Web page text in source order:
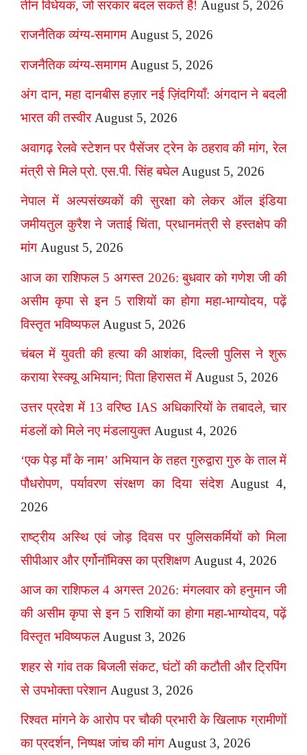
तीन विधेयक, जो सरकार बदल सकते हैं! August 5, 2026
राजनैतिक व्यंग्य-समागम August 5, 2026
राजनैतिक व्यंग्य-समागम August 5, 2026
अंग दान, महा दानबीस हज़ार नई ज़िंदगियाँ: अंगदान ने बदली
भारत की तस्वीर August 5, 2026
अवागढ़ रेलवे स्टेशन पर पैसेंजर ट्रेन के ठहराव की मांग, रेल
मंत्री से मिले प्रो. एस.पी. सिंह बघेल August 5, 2026
नेपाल में अल्पसंख्यकों की सुरक्षा को लेकर ऑल इंडिया
जमीयतुल कुरैश ने जताई चिंता, प्रधानमंत्री से हस्तक्षेप की
मांग August 5, 2026
आज का राशिफल 5 अगस्त 2026: बुधवार को गणेश जी की
असीम कृपा से इन 5 राशियों का होगा महा-भाग्योदय, पढ़ें
विस्तृत भविष्यफल August 5, 2026
चंबल में युवती की हत्या की आशंका, दिल्ली पुलिस ने शुरू
कराया रेस्क्यू अभियान; पिता हिरासत में August 5, 2026
उत्तर प्रदेश में 13 वरिष्ठ IAS अधिकारियों के तबादले, चार
मंडलों को मिले नए मंडलायुक्त August 4, 2026
‘एक पेड़ माँ के नाम’ अभियान के तहत गुरुद्वारा गुरु के ताल में
पौधरोपण, पर्यावरण संरक्षण का दिया संदेश August 4,
2026
राष्ट्रीय अस्थि एवं जोड़ दिवस पर पुलिसकर्मियों को मिला
सीपीआर और एर्गोनॉमिक्स का प्रशिक्षण August 4, 2026
आज का राशिफल 4 अगस्त 2026: मंगलवार को हनुमान जी
की असीम कृपा से इन 5 राशियों का होगा महा-भाग्योदय, पढ़ें
विस्तृत भविष्यफल August 3, 2026
शहर से गांव तक बिजली संकट, घंटों की कटौती और ट्रिपिंग
से उपभोक्ता परेशान August 3, 2026
रिश्वत मांगने के आरोप पर चौकी प्रभारी के खिलाफ ग्रामीणों
का प्रदर्शन, निष्पक्ष जांच की मांग August 3, 2026